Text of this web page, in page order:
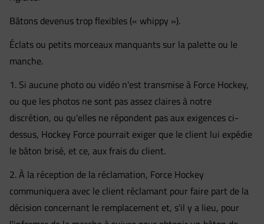
Bâtons devenus trop flexibles (« whippy »).
Éclats ou petits morceaux manquants sur la palette ou le
manche.
1. Si aucune photo ou vidéo n'est transmise à Force Hockey,
ou que les photos ne sont pas assez claires à notre
discrétion, ou qu'elles ne répondent pas aux exigences ci-
dessus, Hockey Force pourrait exiger que le client lui expédie
le bâton brisé, et ce, aux frais du client.
2. À la réception de la réclamation, Force Hockey
communiquera avec le client réclamant pour faire part de la
décision concernant le remplacement et, s'il y a lieu, pour